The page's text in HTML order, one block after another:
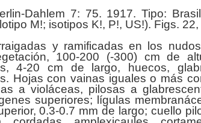
Dahlem 7: 75. 1917. Tipo:
M!; isotipos K!, P!, US!). Figs.
y ramificadas en los
100-200 (-300) cm de
4-20 cm de largo, huecos,
Hojas con vainas iguales o más
a violáceas, pilosas a
superiores; lígulas
0.3-0.7 mm de largo; cuello